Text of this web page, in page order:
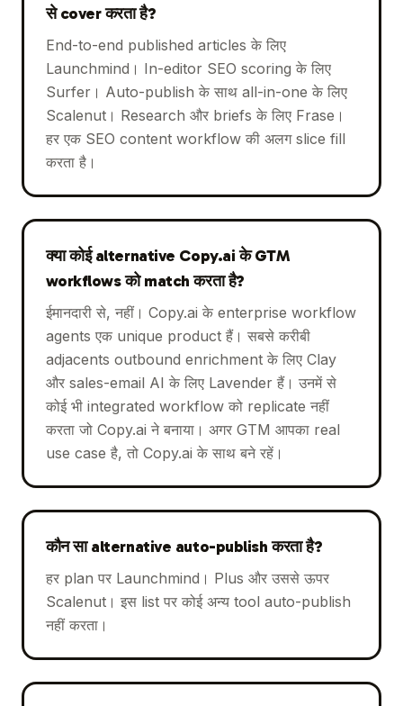
से cover करता है?
End-to-end published articles के लिए
Launchmind। In-editor SEO scoring के लिए
Surfer। Auto-publish के साथ all-in-one के लिए
Scalenut। Research और briefs के लिए Frase।
हर एक SEO content workflow की अलग slice fill
करता है।
क्या कोई alternative Copy.ai के GTM
workflows को match करता है?
ईमानदारी से, नहीं। Copy.ai के enterprise workflow
agents एक unique product हैं। सबसे करीबी
adjacents outbound enrichment के लिए Clay
और sales-email AI के लिए Lavender हैं। उनमें से
कोई भी integrated workflow को replicate नहीं
करता जो Copy.ai ने बनाया। अगर GTM आपका real
use case है, तो Copy.ai के साथ बने रहें।
कौन सा alternative auto-publish करता है?
हर plan पर Launchmind। Plus और उससे ऊपर
Scalenut। इस list पर कोई अन्य tool auto-publish
नहीं करता।